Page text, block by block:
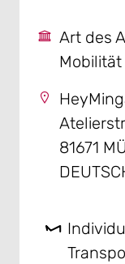
Art des
Mobilität
81671